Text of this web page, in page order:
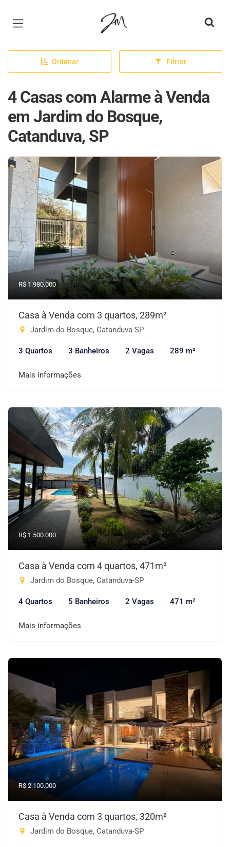
Página inicial
Ordenar Filtrar
4 Casas com Alarme à Venda
em Jardim do Bosque,
Catanduva, SP
R$ 1.980.000
Casa à Venda com 3 quartos, 289m²
Jardim do Bosque, Catanduva-SP
3 Quartos 3 Banheiros 2 Vagas 289 m²
Mais informações
R$ 1.500.000
Casa à Venda com 4 quartos, 471m²
Jardim do Bosque, Catanduva-SP
4 Quartos 5 Banheiros 2 Vagas 471 m²
Mais informações
R$ 2.100.000
Casa à Venda com 3 quartos, 320m²
Jardim do Bosque, Catanduva-SP